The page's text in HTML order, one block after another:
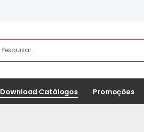
Download Catálogos Promoções